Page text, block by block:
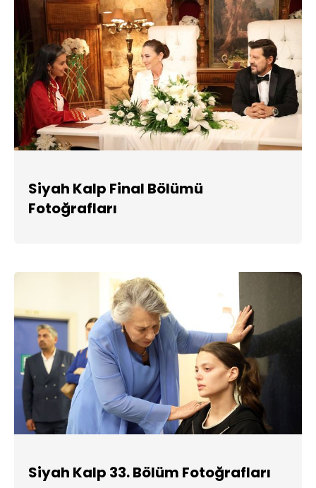
Siyah Kalp Final Bölümü
Fotoğrafları
Siyah Kalp 33. Bölüm Fotoğrafları